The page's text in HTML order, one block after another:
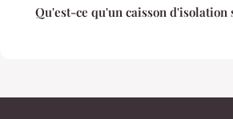
Qu'est-ce qu'un caisson d'isolation